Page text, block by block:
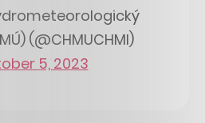
(@CHMUCHMI)
5, 2023